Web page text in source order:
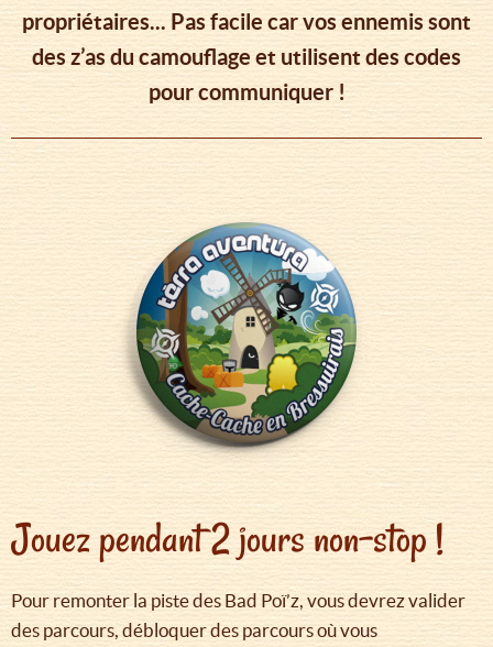
propriétaires... Pas facile car vos ennemis sont
des z’as du camouflage et utilisent des codes
pour communiquer !
Jouez pendant 2 jours non-stop !
Pour remonter la piste des Bad Poï’z, vous devrez valider
des parcours, débloquer des parcours où vous